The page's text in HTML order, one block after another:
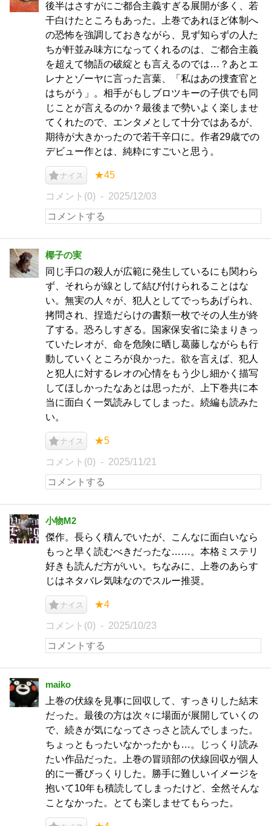
後半はさすがにご都合主義すぎる展開が多く、若
干白けたところもあった。上巻であれほど体制へ
の恐怖を強調しておきながら、見ず知らずの人た
ちが軒並み味方になってくれるのは、ご都合主義
を超えて物語の破綻とも言えるのでは…？あとエ
レナとゾーヤに言った言葉、「私はあの捜査官と
はちがう」。相手がもしブロツキーの子供でも同
じことが言えるのか？最後まで勢いよく楽しませ
てくれたので、エンタメとして十分ではあるが、
期待が大きかったので若干辛口に。作者29歳での
デビュー作とは、純粋にすごいと思う。
ナイス ★45
コメント(0) 2025/12/03
椰子の実
同じ手口の殺人が広範に発生しているにも関わら
ず、それらが線として結び付けられることはな
い。無実の人々が、犯人としてでっちあげられ、
拷問され、捏造だらけの書類一枚でその人生が終
了する。恐ろしすぎる。国家保安省に染まりきっ
ていたレオが、命を危険に晒し葛藤しながらも行
動していくところが良かった。欲を言えば、犯人
と犯人に対するレオの心情をもう少し細かく描写
してほしかったなあとは思ったが、上下巻共に本
当に面白く一気読みしてしまった。続編も読みた
い。
ナイス ★5
コメント(0) 2025/11/21
小物M2
傑作。長らく積んでいたが、こんなに面白いなら
もっと早く読むべきだったな……。本格ミステリ
好きも読んだ方がいい。ちなみに、上巻のあらす
じはネタバレ気味なのでスルー推奨。
ナイス ★4
コメント(0) 2025/10/23
maiko
上巻の伏線を見事に回収して、すっきりした結末
だった。最後の方は次々に場面が展開していくの
で、続きが気になってさっさと読んでしまった。
ちょっともったいなかったかも…。じっくり読み
たい作品だった。上巻の冒頭部の伏線回収が個人
的に一番びっくりした。勝手に難しいイメージを
抱いて10年も積読してしまったけど、全然そんな
ことなかった。とても楽しませてもらった。